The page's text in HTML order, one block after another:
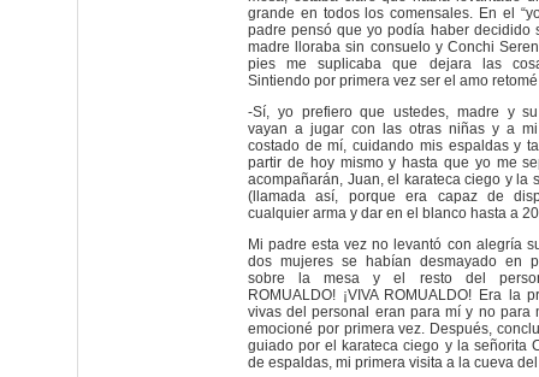
grande en todos los comensales. En el
padre pensó que yo podía haber decidido
madre lloraba sin consuelo y Conchi
pies me suplicaba que dejara las
Sintiendo por primera vez ser el amo
-Sí, yo prefiero que ustedes, madre y
vayan a jugar con las otras niñas y a
costado de mí, cuidando mis espaldas y
partir de hoy mismo y hasta que yo me
acompañarán, Juan, el karateca ciego y la
(llamada así, porque era capaz de
cualquier arma y dar en el blanco hasta a
Mi padre esta vez no levantó con alegría
dos mujeres se habían desmayado en
sobre la mesa y el resto del
ROMUALDO! ¡VIVA ROMUALDO! Era la
vivas del personal eran para mí y no para
emocioné por primera vez. Después,
guiado por el karateca ciego y la señorita
de espaldas, mi primera visita a la cueva